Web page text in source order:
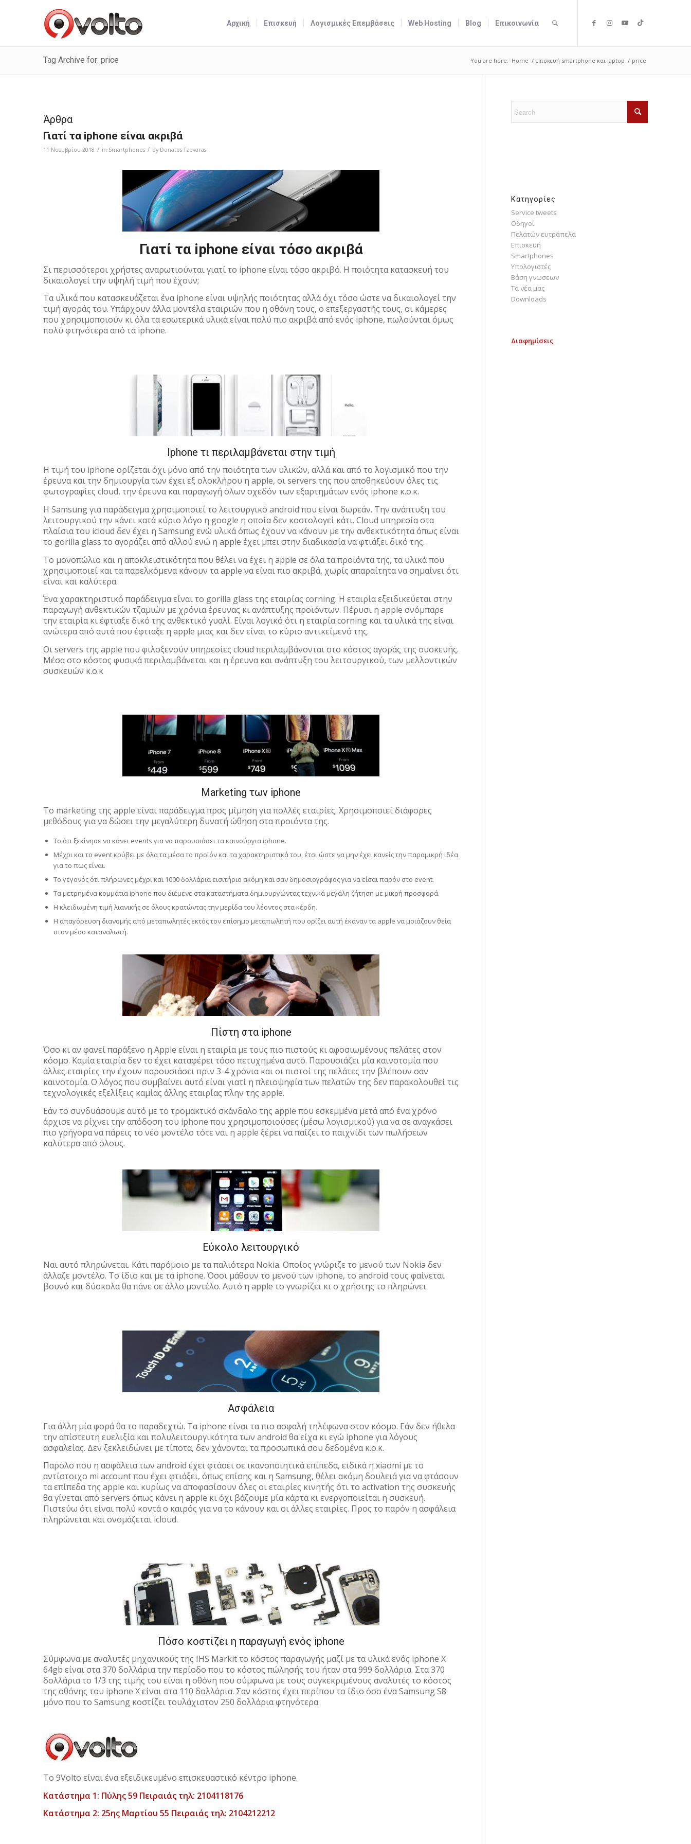
Αρχική Επισκευή Λογισμικές Επεμβάσεις Web Hosting Blog Επικοινωνία
Tag Archive for: price You are here: Home / επισκευή smartphone και laptop / price
Άρθρα
Γιατί τα iphone είναι ακριβά
11 Νοεμβρίου 2018 / in Smartphones / by Donatos Tzovaras
Γιατί τα iphone είναι τόσο ακριβά
Σι περισσότεροι χρήστες αναρωτιούνται γιατί το iphone είναι τόσο ακριβό. Η ποιότητα κατασκευή του
δικαιολογεί την υψηλή τιμή που έχουν;
Τα υλικά που κατασκευάζεται ένα iphone είναι υψηλής ποιότητας αλλά όχι τόσο ώστε να δικαιολογεί την
τιμή αγοράς του. Υπάρχουν άλλα μοντέλα εταιριών που η οθόνη τους, ο επεξεργαστής τους, οι κάμερες
που χρησιμοποιούν κι όλα τα εσωτερικά υλικά είναι πολύ πιο ακριβά από ενός iphone, πωλούνται όμως
πολύ φτηνότερα από τα iphone.
Ιphone τι περιλαμβάνεται στην τιμή
Η τιμή του iphone ορίζεται όχι μόνο από την ποιότητα των υλικών, αλλά και από το λογισμικό που την
έρευνα και την δημιουργία των έχει εξ ολοκλήρου η apple, οι servers της που αποθηκεύουν όλες τις
φωτογραφίες cloud, την έρευνα και παραγωγή όλων σχεδόν των εξαρτημάτων ενός iphone κ.ο.κ.
Η Samsung για παράδειγμα χρησιμοποιεί το λειτουργικό android που είναι δωρεάν. Την ανάπτυξη του
λειτουργικού την κάνει κατά κύριο λόγο η google η οποία δεν κοστολογεί κάτι. Cloud υπηρεσία στα
πλαίσια του icloud δεν έχει η Samsung ενώ υλικά όπως έχουν να κάνουν με την ανθεκτικότητα όπως είναι
το gorilla glass το αγοράζει από αλλού ενώ η apple έχει μπει στην διαδικασία να φτιάξει δικό της.
Το μονοπώλιο και η αποκλειστικότητα που θέλει να έχει η apple σε όλα τα προϊόντα της, τα υλικά που
χρησιμοποιεί και τα παρελκόμενα κάνουν τα apple να είναι πιο ακριβά, χωρίς απαραίτητα να σημαίνει ότι
είναι και καλύτερα.
Ένα χαρακτηριστικό παράδειγμα είναι το gorilla glass της εταιρίας corning. Η εταιρία εξειδικεύεται στην
παραγωγή ανθεκτικών τζαμιών με χρόνια έρευνας κι ανάπτυξης προϊόντων. Πέρυσι η apple σνόμπαρε
την εταιρία κι έφτιαξε δικό της ανθεκτικό γυαλί. Είναι λογικό ότι η εταιρία corning και τα υλικά της είναι
ανώτερα από αυτά που έφτιαξε η apple μιας και δεν είναι το κύριο αντικείμενό της.
Οι servers της apple που φιλοξενούν υπηρεσίες cloud περιλαμβάνονται στο κόστος αγοράς της συσκευής.
Μέσα στο κόστος φυσικά περιλαμβάνεται και η έρευνα και ανάπτυξη του λειτουργικού, των μελλοντικών
συσκευών κ.ο.κ
Marketing των iphone
Το marketing της apple είναι παράδειγμα προς μίμηση για πολλές εταιρίες. Χρησιμοποιεί διάφορες
μεθόδους για να δώσει την μεγαλύτερη δυνατή ώθηση στα προιόντα της.
Το ότι ξεκίνησε να κάνει events για να παρουσιάσει τα καινούργια iphone.
Μέχρι και το event κρύβει με όλα τα μέσα το προϊόν και τα χαρακτηριστικά του, έτσι ώστε να μην έχει κανείς την παραμικρή ιδέα
για το πως είναι.
Το γεγονός ότι πλήρωνες μέχρι και 1000 δολλάρια εισιτήριο ακόμη και σαν δημοσιογράφος για να είσαι παρόν στο event.
Τα μετρημένα κομμάτια iphone που διέμενε στα καταστήματα δημιουργώντας τεχνικά μεγάλη ζήτηση με μικρή προσφορά.
Η κλειδωμένη τιμή λιανικής σε όλους κρατώντας την μερίδα του λέοντος στα κέρδη.
Η απαγόρευση διανομής από μεταπωλητές εκτός τον επίσημο μεταπωλητή που ορίζει αυτή έκαναν τα apple να μοιάζουν θεία
στον μέσο καταναλωτή.
Πίστη στα iphone
Όσο κι αν φανεί παράξενο η Apple είναι η εταιρία με τους πιο πιστούς κι αφοσιωμένους πελάτες στον
κόσμο. Καμία εταιρία δεν το έχει καταφέρει τόσο πετυχημένα αυτό. Παρουσιάζει μία καινοτομία που
άλλες εταιρίες την έχουν παρουσιάσει πριν 3-4 χρόνια και οι πιστοί της πελάτες την βλέπουν σαν
καινοτομία. Ο λόγος που συμβαίνει αυτό είναι γιατί η πλειοψηφία των πελατών της δεν παρακολουθεί τις
τεχνολογικές εξελίξεις καμίας άλλης εταιρίας πλην της apple.
Εάν το συνδυάσουμε αυτό με το τρομακτικό σκάνδαλο της apple που εσκεμμένα μετά από ένα χρόνο
άρχισε να ρίχνει την απόδοση του iphone που χρησιμοποιούσες (μέσω λογισμικού) για να σε αναγκάσει
πιο γρήγορα να πάρεις το νέο μοντέλο τότε ναι η apple ξέρει να παίζει το παιχνίδι των πωλήσεων
καλύτερα από όλους.
Εύκολο λειτουργικό
Ναι αυτό πληρώνεται. Κάτι παρόμοιο με τα παλιότερα Nokia. Οποίος γνώριζε το μενού των Nokia δεν
άλλαζε μοντέλο. Το ίδιο και με τα iphone. Όσοι μάθουν το μενού των iphone, το android τους φαίνεται
βουνό και δύσκολα θα πάνε σε άλλο μοντέλο. Αυτό η apple το γνωρίζει κι ο χρήστης το πληρώνει.
Ασφάλεια
Για άλλη μία φορά θα το παραδεχτώ. Τα iphone είναι τα πιο ασφαλή τηλέφωνα στον κόσμο. Εάν δεν ήθελα
την απίστευτη ευελιξία και πολυλειτουργικότητα των android θα είχα κι εγώ iphone για λόγους
ασφαλείας. Δεν ξεκλειδώνει με τίποτα, δεν χάνονται τα προσωπικά σου δεδομένα κ.ο.κ.
Παρόλο που η ασφάλεια των android έχει φτάσει σε ικανοποιητικά επίπεδα, ειδικά η xiaomi με το
αντίστοιχο mi account που έχει φτιάξει, όπως επίσης και η Samsung, θέλει ακόμη δουλειά για να φτάσουν
τα επίπεδα της apple και κυρίως να αποφασίσουν όλες οι εταιρίες κινητής ότι το activation της συσκευής
θα γίνεται από servers όπως κάνει η apple κι όχι βάζουμε μία κάρτα κι ενεργοποιείται η συσκευή.
Πιστεύω ότι είναι πολύ κοντά ο καιρός για να το κάνουν και οι άλλες εταιρίες. Προς το παρόν η ασφάλεια
πληρώνεται και ονομάζεται icloud.
Πόσο κοστίζει η παραγωγή ενός iphone
Σύμφωνα με αναλυτές μηχανικούς της IHS Markit το κόστος παραγωγής μαζί με τα υλικά ενός iphone X
64gb είναι στα 370 δολλάρια την περίοδο που το κόστος πώλησής του ήταν στα 999 δολλάρια. Στα 370
δολλάρια το 1/3 της τιμής του είναι η οθόνη που σύμφωνα με τους συγκεκριμένους αναλυτές το κόστος
της οθόνης του iphone X είναι στα 110 δολλάρια. Σαν κόστος έχει περίπου το ίδιο όσο ένα Samsung S8
μόνο που το Samsung κοστίζει τουλάχιστον 250 δολλάρια φτηνότερα
Το 9Volto είναι ένα εξειδικευμένο επισκευαστικό κέντρο iphone.
Κατάστημα 1: Πύλης 59 Πειραιάς τηλ: 2104118176
Κατάστημα 2: 25ης Μαρτίου 55 Πειραιάς τηλ: 2104212212
Kατηγορίες
Service tweets
Οδηγοί
Πελατών ευτράπελα
Επισκευή
Smartphones
Υπολογιστές
Bάση γνωσεων
Τα νέα μας
Downloads
Διαφημίσεις